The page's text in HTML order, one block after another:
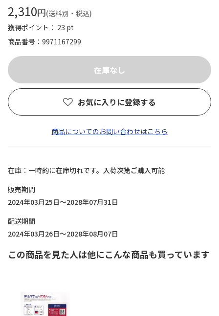
2,310円(送料別・税込)
獲得ポイント： 23 pt
商品番号
9971167299
お気に入りに登録する
商品についてのお問い合わせはこちら
在庫
一時的に在庫切れです。入荷次第ご購入可能
販売期間
2024年03月25日～2028年07月31日
配送期間
2024年03月26日～2028年08月07日
この商品を見た人は他にこんな商品も買っています